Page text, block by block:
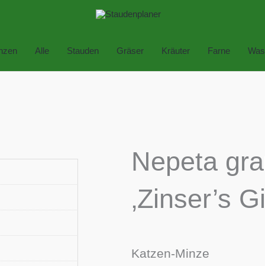
Alle Stauden Gräser Kräuter Farne
Nepeta
‚Zinser’s
Katzen-Minze